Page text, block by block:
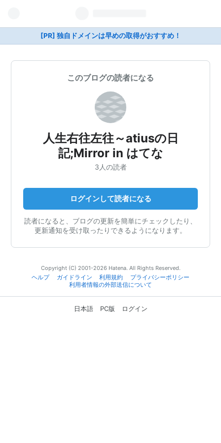
[PR] 独自ドメインは早めの取得がおすすめ！
このブログの読者になる
人生右往左往～atiusの日
記;Mirror in はてな
3人の読者
ログインして読者になる
読者になると、ブログの更新を簡単にチェックしたり、
更新通知を受け取ったりできるようになります。
Copyright (C) 2001-2026 Hatena. All Rights Reserved.
ヘルプ
ガイドライン 利用規約
プライバシーポリシー
利用者情報の外部送信について
日本語 PC版 ログイン